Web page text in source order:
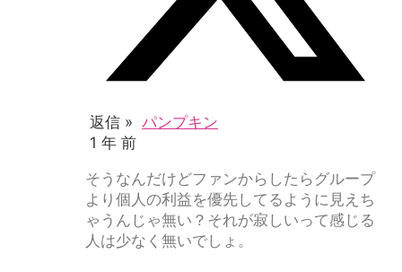
返信 » パンプキン
1 年 前
そうなんだけどファンからしたらグループ
より個人の利益を優先してるように見えち
ゃうんじゃ無い？それが寂しいって感じる
人は少なく無いでしょ。